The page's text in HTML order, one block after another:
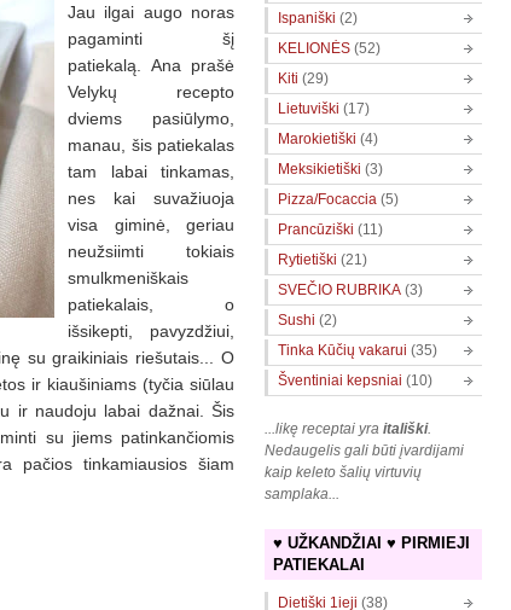
Jau ilgai augo noras
pagaminti šį
patiekalą. Ana prašė
Velykų recepto
dviems pasiūlymo,
manau, šis patiekalas
tam labai tinkamas,
nes kai suvažiuoja
visa giminė, geriau
neužsiimti tokiais
smulkmeniškais
patiekalais, o
išsikepti, pavyzdžiui,
su graikiniais riešutais... O
ir kiaušiniams (tyčia siūlau
ir naudoju labai dažnai. Šis
su jiems patinkančiomis
pačios tinkamiausios šiam
Ispaniški (2)
KELIONĖS (52)
Kiti (29)
Lietuviški (17)
Marokietiški (4)
Meksikietiški (3)
Pizza/Focaccia (5)
Prancūziški (11)
Rytietiški (21)
SVEČIO RUBRIKA (3)
Sushi (2)
Tinka Kūčių vakarui (35)
Šventiniai kepsniai (10)
...likę receptai yra itališki.
Nedaugelis gali būti įvardijami
kaip keleto šalių virtuvių
samplaka...
♥ UŽKANDŽIAI ♥ PIRMIEJI
PATIEKALAI
Dietiški 1ieji (38)